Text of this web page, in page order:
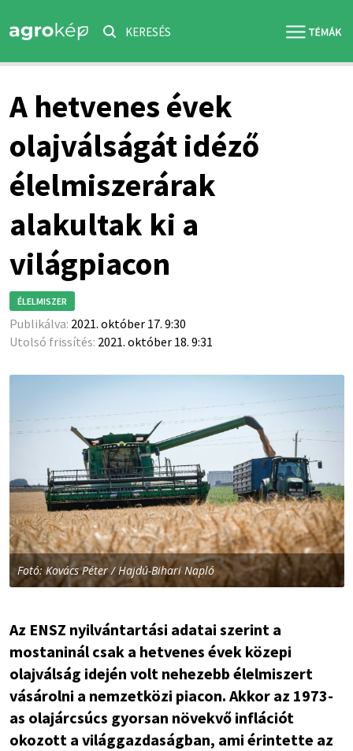
KERESÉS
A hetvenes évek
olajválságát idéző
élelmiszerárak
alakultak ki a
világpiacon
ÉLELMISZER
Publikálva: 2021. október 17. 9:30
Utolsó frissítés: 2021. október 18. 9:31
Fotó: Kovács Péter / Hajdú-Bihari Napló
Az ENSZ nyilvántartási adatai szerint a
mostaninál csak a hetvenes évek közepi
olajválság idején volt nehezebb élelmiszert
vásárolni a nemzetközi piacon. Akkor az 1973-
as olajárcsúcs gyorsan növekvő inflációt
okozott a világgazdaságban, ami érintette az